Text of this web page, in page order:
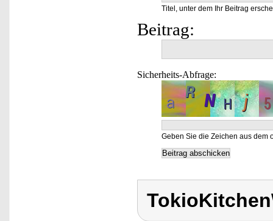
Titel, unter dem Ihr Beitrag
Beitrag:
Sicherheits-Abfrage:
Geben Sie die Zeichen aus dem